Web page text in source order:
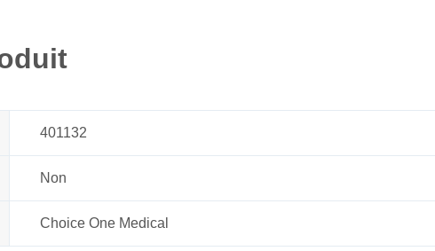
401132
Non
Choice One Medical